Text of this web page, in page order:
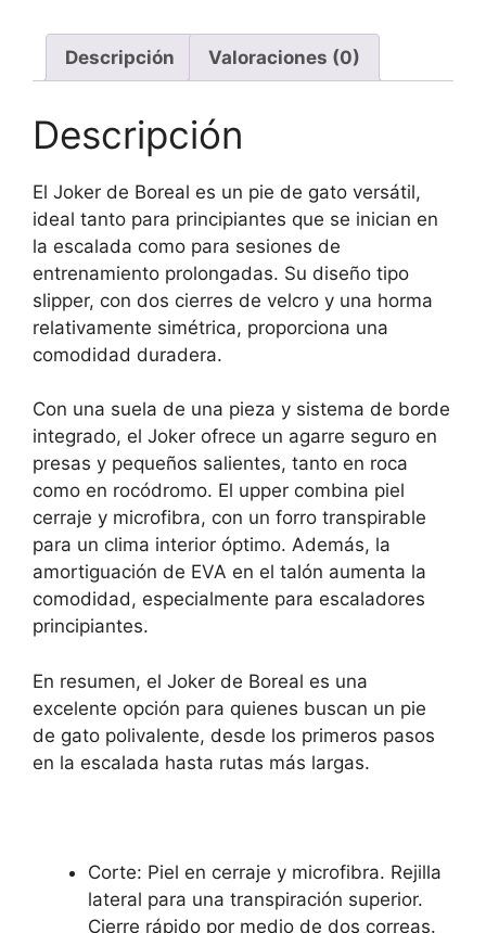
Descripción Valoraciones (0)
Descripción
El Joker de Boreal es un pie de gato versátil,
ideal tanto para principiantes que se inician en
la escalada como para sesiones de
entrenamiento prolongadas. Su diseño tipo
slipper, con dos cierres de velcro y una horma
relativamente simétrica, proporciona una
comodidad duradera.
Con una suela de una pieza y sistema de borde
integrado, el Joker ofrece un agarre seguro en
presas y pequeños salientes, tanto en roca
como en rocódromo. El upper combina piel
cerraje y microfibra, con un forro transpirable
para un clima interior óptimo. Además, la
amortiguación de EVA en el talón aumenta la
comodidad, especialmente para escaladores
principiantes.
En resumen, el Joker de Boreal es una
excelente opción para quienes buscan un pie
de gato polivalente, desde los primeros pasos
en la escalada hasta rutas más largas.
Corte: Piel en cerraje y microfibra. Rejilla
lateral para una transpiración superior.
Cierre rápido por medio de dos correas.